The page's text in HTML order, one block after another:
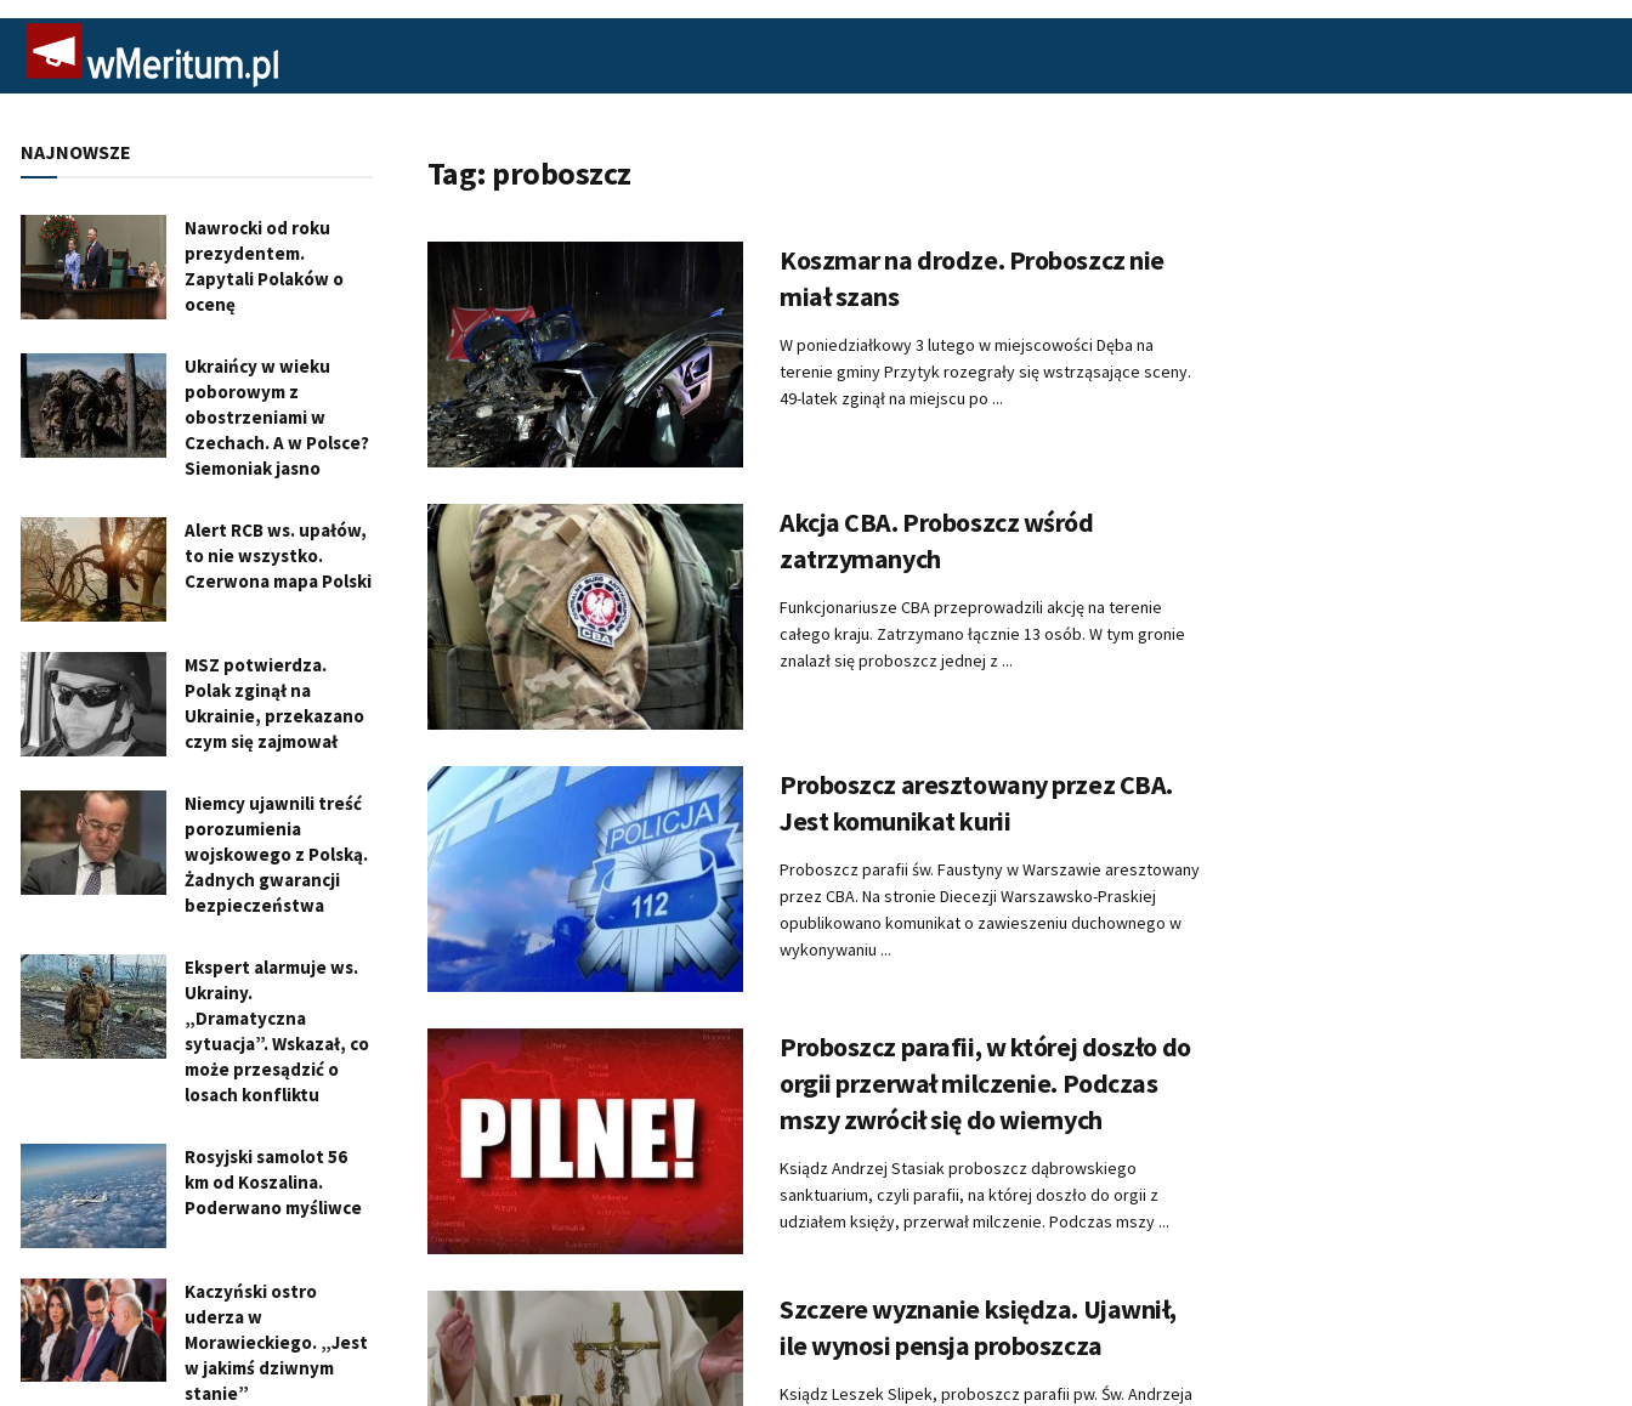
Tag: proboszcz
Koszmar na drodze. Proboszcz nie
miał szans
W poniedziałkowy 3 lutego w miejscowości Dęba na
terenie gminy Przytyk rozegrały się wstrząsające sceny.
49-latek zginął na miejscu po ...
Akcja CBA. Proboszcz wśród
zatrzymanych
Funkcjonariusze CBA przeprowadzili akcję na terenie
całego kraju. Zatrzymano łącznie 13 osób. W tym gronie
znalazł się proboszcz jednej z ...
Proboszcz aresztowany przez CBA.
Jest komunikat kurii
Proboszcz parafii św. Faustyny w Warszawie aresztowany
przez CBA. Na stronie Diecezji Warszawsko-Praskiej
opublikowano komunikat o zawieszeniu duchownego w
wykonywaniu ...
Proboszcz parafii, w której doszło do
orgii przerwał milczenie. Podczas
mszy zwrócił się do wiernych
Ksiądz Andrzej Stasiak proboszcz dąbrowskiego
sanktuarium, czyli parafii, na której doszło do orgii z
udziałem księży, przerwał milczenie. Podczas mszy ...
Szczere wyznanie księdza. Ujawnił,
ile wynosi pensja proboszcza
Ksiądz Leszek Slipek, proboszcz parafii pw. Św. Andrzeja
NAJNOWSZE
Nawrocki od roku
prezydentem.
Zapytali Polaków o
ocenę
Ukraińcy w wieku
poborowym z
obostrzeniami w
Czechach. A w Polsce?
Siemoniak jasno
Alert RCB ws. upałów,
to nie wszystko.
Czerwona mapa Polski
MSZ potwierdza.
Polak zginął na
Ukrainie, przekazano
czym się zajmował
Niemcy ujawnili treść
porozumienia
wojskowego z Polską.
Żadnych gwarancji
bezpieczeństwa
Ekspert alarmuje ws.
Ukrainy.
„Dramatyczna
sytuacja”. Wskazał, co
może przesądzić o
losach konfliktu
Rosyjski samolot 56
km od Koszalina.
Poderwano myśliwce
Kaczyński ostro
uderza w
Morawieckiego. „Jest
w jakimś dziwnym
stanie”